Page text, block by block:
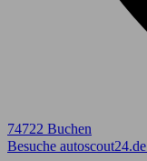
74722 Buchen
Besuche autoscout24.de